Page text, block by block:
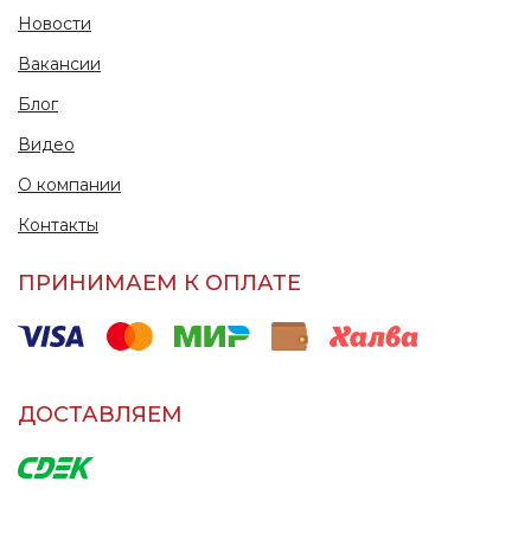
Новости
Вакансии
Блог
Видео
О компании
Контакты
ПРИНИМАЕМ К ОПЛАТЕ
ДОСТАВЛЯЕМ